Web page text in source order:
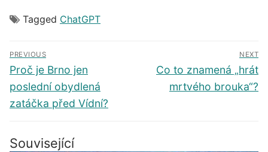
Tagged ChatGPT
Navigace
pro
příspěvek
PREVIOUS
Předchozí
příspěvek
Proč je Brno jen
poslední obydlená
zatáčka před Vídní?
NEXT
Další
příspěvek
Co to znamená „hrát
mrtvého brouka“?
Související